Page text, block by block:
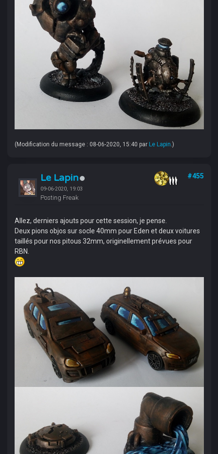
(Modification du message : 08-06-2020, 15:40 par Le Lapin .)
Le Lapin
09-06-2020, 19:03
Posting Freak
#455
Allez, derniers ajouts pour cette session, je pense.
Deux pions objos sur socle 40mm pour Eden et deux voitures
taillés pour nos pitous 32mm, originellement prévues pour
RBN.